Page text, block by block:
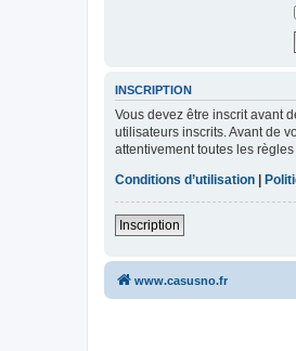
INSCRIPTION
Vous devez être inscrit avant
utilisateurs inscrits. Avant de
attentivement toutes les
Conditions d’utilisation
Inscription
www.casusno.fr